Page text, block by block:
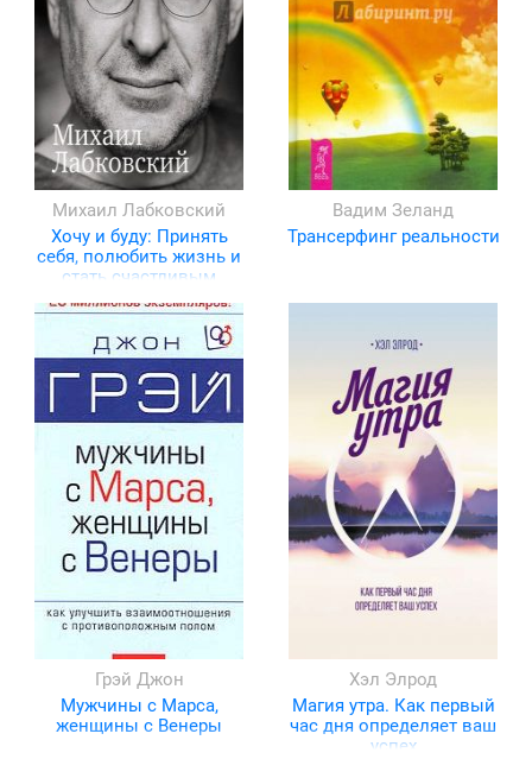
Михаил Лабковский
Хочу и буду: Принять
себя, полюбить жизнь и
стать счастливым
Вадим Зеланд
Трансерфинг реальности
Грэй Джон
Мужчины с Марса,
женщины с Венеры
Хэл Элрод
Магия утра. Как первый
час дня определяет ваш
успех